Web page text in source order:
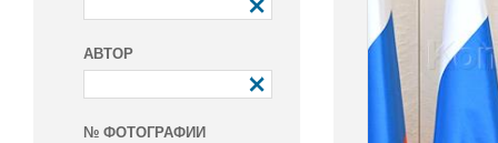
АВТОР
№ ФОТОГРАФИИ